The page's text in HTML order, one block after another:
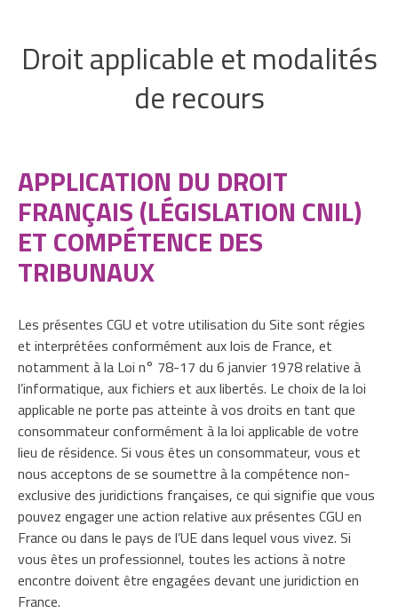
Droit applicable et modalités
de recours
APPLICATION DU DROIT
FRANÇAIS (LÉGISLATION CNIL)
ET COMPÉTENCE DES
TRIBUNAUX
Les présentes CGU et votre utilisation du Site sont régies
et interprétées conformément aux lois de France, et
notamment à la Loi n° 78-17 du 6 janvier 1978 relative à
l’informatique, aux fichiers et aux libertés. Le choix de la loi
applicable ne porte pas atteinte à vos droits en tant que
consommateur conformément à la loi applicable de votre
lieu de résidence. Si vous êtes un consommateur, vous et
nous acceptons de se soumettre à la compétence non-
exclusive des juridictions françaises, ce qui signifie que vous
pouvez engager une action relative aux présentes CGU en
France ou dans le pays de l’UE dans lequel vous vivez. Si
vous êtes un professionnel, toutes les actions à notre
encontre doivent être engagées devant une juridiction en
France.